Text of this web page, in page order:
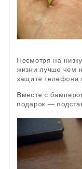
Несмотря на
жизни лучше чем
защите телефона
Вместе с
подарок —